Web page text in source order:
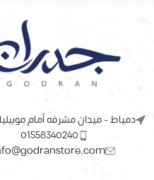
دمياط - ميدان مشرفه أمام
01558340240